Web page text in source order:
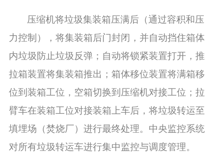
压缩机将垃圾集装箱压满后（通过容积和压
力控制），将集装箱后门封闭，并自动挡住箱体
内垃圾防止垃圾反弹；自动将锁紧装置打开，推
拉箱装置将集装箱推出；箱体移位装置将满箱移
位到装箱工位，空箱切换到压缩机对接工位；拉
臂车在装箱工位对接装箱上车后，将垃圾转运至
填埋场（焚烧厂）进行最终处理。中央监控系统
对所有垃圾转运车进行集中监控与调度管理。